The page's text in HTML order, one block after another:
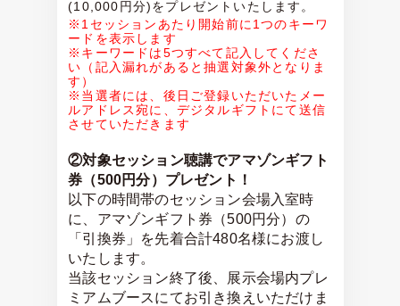
※1セッションあたり開始前に1つのキーワ
ードを表示します
※キーワードは5つすべて記入してくださ
い（記入漏れがあると抽選対象外となりま
す）
※当選者には、後日ご登録いただいたメー
ルアドレス宛に、デジタルギフトにて送信
させていただきます
②対象セッション聴講でアマゾンギフト
券（500円分）プレゼント！
以下の時間帯のセッション会場入室時
に、アマゾンギフト券（500円分）の
「引換券」を先着合計480名様にお渡し
いたします。
当該セッション終了後、展示会場内プレ
ミアムブースにてお引き換えいただけま